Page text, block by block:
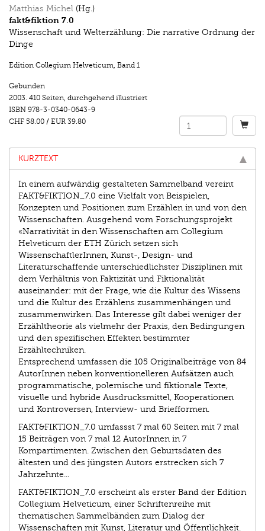
Matthias Michel (Hg.)
fakt&fiktion 7.0
Wissenschaft und Welterzählung: Die narrative Ordnung der
Dinge
Edition Collegium Helveticum, Band 1
Gebunden
2003. 410 Seiten, durchgehend illustriert
ISBN 978-3-0340-0643-9
CHF 58.00 / EUR 39.80
KURZTEXT
In einem aufwändig gestalteten Sammelband vereint
FAKT&FIKTION_7.0 eine Vielfalt von Beispielen,
Konzepten und Positionen zum Erzählen in und von den
Wissenschaften. Ausgehend vom Forschungsprojekt
«Narrativität in den Wissenschaften am Collegium
Helveticum der ETH Zürich setzen sich
WissenschaftlerInnen, Kunst-, Design- und
Literaturschaffende unterschiedlichster Disziplinen mit
dem Verhältnis von Faktizität und Fiktionalität
auseinander: mit der Frage, wie die Kultur des Wissens
und die Kultur des Erzählens zusammenhängen und
zusammenwirken. Das Interesse gilt dabei weniger der
Erzähltheorie als vielmehr der Praxis, den Bedingungen
und den spezifischen Effekten bestimmter
Erzähltechniken.
Entsprechend umfassen die 105 Originalbeiträge von 84
AutorInnen neben konventionelleren Aufsätzen auch
programmatische, polemische und fiktionale Texte,
visuelle und hybride Ausdrucksmittel, Kooperationen
und Kontroversen, Interview- und Briefformen.
FAKT&FIKTION_7.0 umfassst 7 mal 60 Seiten mit 7 mal
15 Beiträgen von 7 mal 12 AutorInnen in 7
Kompartimenten. Zwischen den Geburtsdaten des
ältesten und des jüngsten Autors erstrecken sich 7
Jahrzehnte...
FAKT&FIKTION_7.0 erscheint als erster Band der Edition
Collegium Helveticum, einer Schriftenreihe mit
thematischen Sammelbänden zum Dialog der
Wissenschaften mit Kunst, Literatur und Öffentlichkeit.